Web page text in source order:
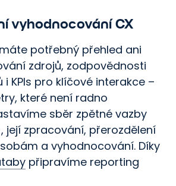
vyhodnocování CX
potřebný přehled ani
zdrojů, zodpovědnosti
KPIs pro klíčové interakce –
které není radno
sběr zpětné vazby
její zpracování, přerozdělení
a vyhodnocování. Díky
připravíme reporting
váš
se nám